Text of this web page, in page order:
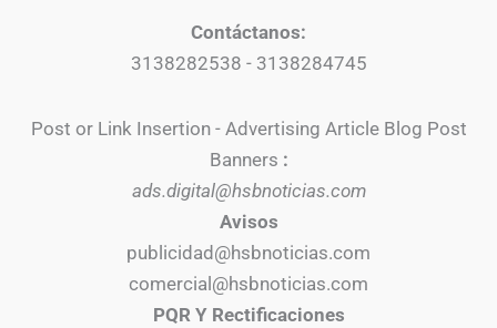
Contáctanos:
3138282538 - 3138284745
Post or Link Insertion - Advertising Article Blog Post
Banners :
ads.digital@hsbnoticias.com
Avisos
publicidad@hsbnoticias.com
comercial@hsbnoticias.com
PQR Y Rectificaciones